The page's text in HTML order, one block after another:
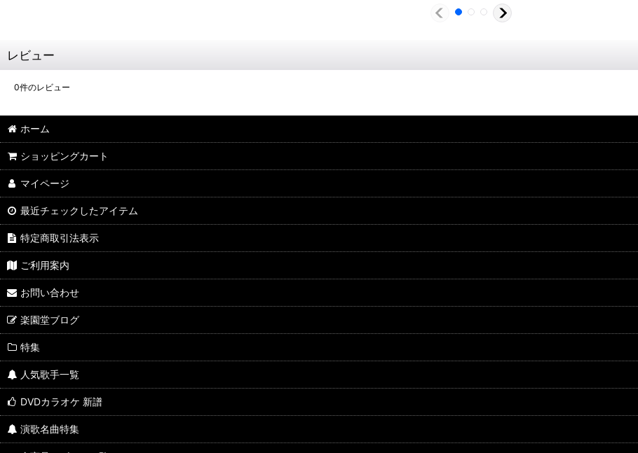
レビュー
0件のレビュー
ホーム
ショッピングカート
マイページ
最近チェックしたアイテム
特定商取引法表示
ご利用案内
お問い合わせ
楽園堂ブログ
特集
人気歌手一覧
DVDカラオケ 新譜
演歌名曲特集